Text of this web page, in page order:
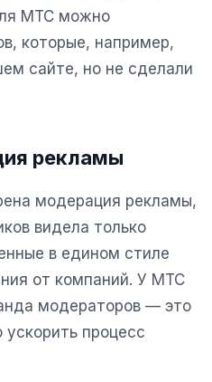
сайта
сайта
МТС можно
которые, например,
сайте, но не сделали
рекламы
модерация рекламы,
видела только
в едином стиле
от компаний. У МТС
модераторов — это
ускорить процесс